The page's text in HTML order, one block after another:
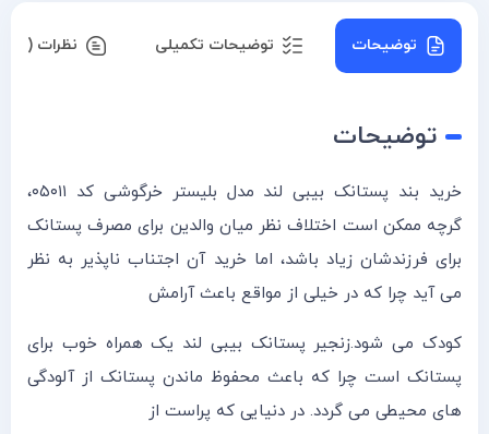
توضیحات توضیحات تکمیلی نظرات (۰)
توضیحات
خرید بند پستانک بیبی لند مدل بلیستر خرگوشی کد ۰۵۰۱۱،
گرچه ممکن است اختلاف نظر میان والدین برای مصرف پستانک
برای فرزندشان زیاد باشد، اما خرید آن اجتناب ناپذیر به نظر
می آید چرا که در خیلی از مواقع باعث آرامش
کودک می شود.زنجیر پستانک بیبی لند یک همراه خوب برای
پستانک است چرا که باعث محفوظ ماندن پستانک از آلودگی
های محیطی می گردد. در دنیایی که پراست از